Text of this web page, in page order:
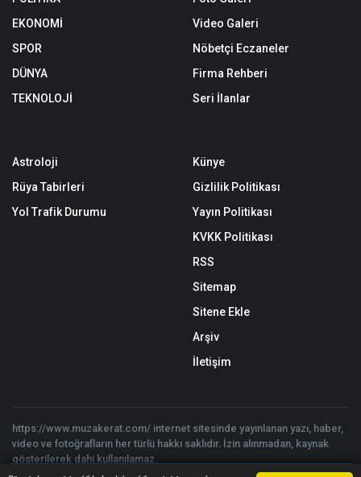
EKONOMİ
SPOR
DÜNYA
TEKNOLOJİ
Video Galeri
Nöbetçi Eczaneler
Firma Rehberi
Seri İlanlar
Astroloji
Rüya Tabirleri
Yol Trafik Durumu
Künye
Gizlilik Politikası
Yayın Politikası
KVKK Politikası
RSS
Sitemap
Sitene Ekle
Arşiv
İletişim
https://www.muzakerat.com/ internet sitesinde yayınlanan yazı, haber,
video ve fotoğrafların her türlü hakkı saklıdır. İzin alınmadan, kaynak
gösterilerek dahi kullanılamaz.
Copyright © 2026 Müzakerat 2017 - 2025 - Tüm hakları saklıdır. |